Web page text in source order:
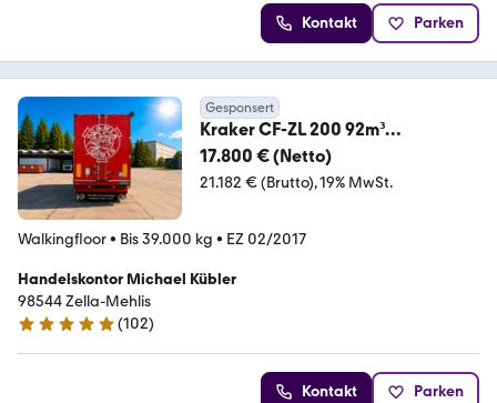
Kontakt Parken
Gesponsert
Kraker CF-ZL 200 92m³
Fernbedienung 10mm Liftachse
17.800 € (Netto)
21.182 € (Brutto) 19% MwSt.
Walkingfloor• Bis 39.000 kg • EZ 02/2017
Handelskontor Michael Kübler
98544 Zella-Mehlis
4.9 Sterne
(102)
Kontakt Parken